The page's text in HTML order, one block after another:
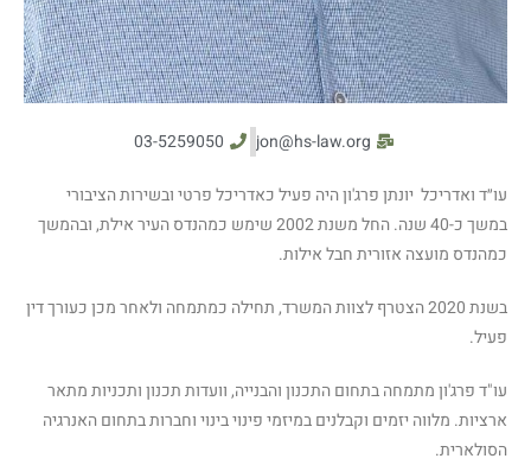
jon@hs-law.org
03-5259050
עו״ד ואדריכל יונתן פרג'ון היה פעיל כאדריכל פרטי ובשירות הציבורי
במשך כ-40 שנה. החל משנת 2002 שימש כמהנדס העיר אילת, ובהמשך
כמהנדס מועצה אזורית חבל אילות.
בשנת 2020 הצטרף לצוות המשרד, תחילה כמתמחה ולאחר מכן כעורך דין
פעיל.
עו"ד פרג'ון מתמחה בתחום התכנון והבנייה, וועדות תכנון ותכניות מתאר
ארציות. מלווה יזמים וקבלנים במיזמי פינוי בינוי וחברות בתחום האנרגיה
הסולארית.